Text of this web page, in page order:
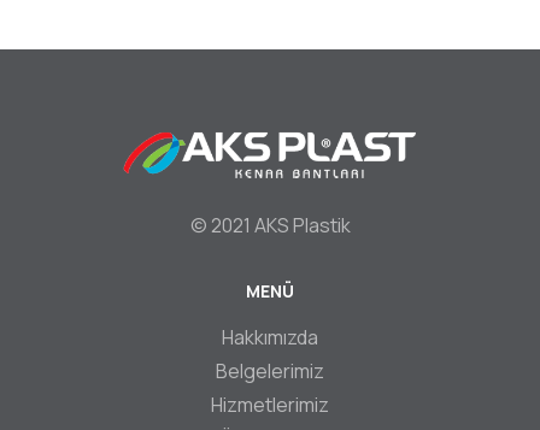
© 2021 AKS Plastik
MENÜ
Hakkımızda
Belgelerimiz
Hizmetlerimiz